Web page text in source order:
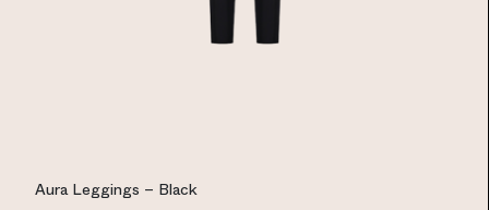
Aura Leggings – Black